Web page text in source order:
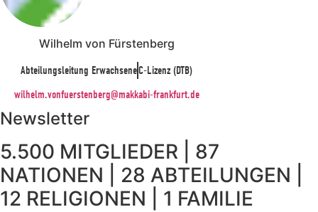
Wilhelm von Fürstenberg
Abteilungsleitung ErwachseneC-Lizenz (DTB)
wilhelm.vonfuerstenberg@makkabi-frankfurt.de
Newsletter
5.500 MITGLIEDER | 87
NATIONEN | 28 ABTEILUNGEN |
12 RELIGIONEN | 1 FAMILIE